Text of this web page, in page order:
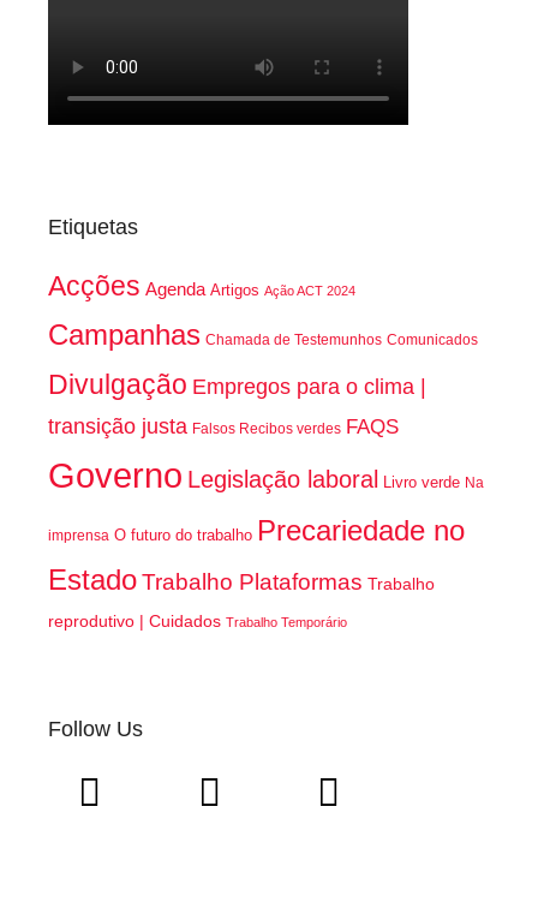
Etiquetas
Acções Agenda Artigos Ação ACT 2024
Campanhas Chamada de Testemunhos Comunicados
Divulgação Empregos para o clima |
transição justa Falsos Recibos verdes FAQS
Governo Legislação laboral Livro verde Na
imprensa O futuro do trabalho Precariedade no
EstadoTrabalho Plataformas Trabalho
reprodutivo | Cuidados Trabalho Temporário
Follow Us